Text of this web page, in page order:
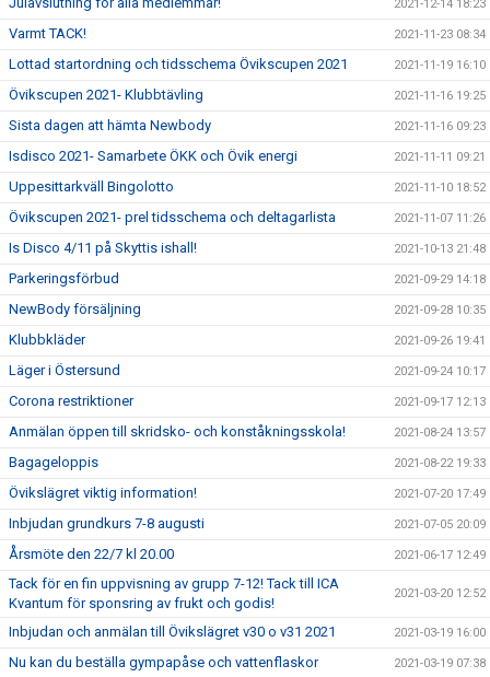
2021-12-14 18:23
Varmt TACK! 2021-11-23 08:34
Lottad startordning och tidsschema Övikscupen 2021 2021-11-19 16:10
Övikscupen 2021- Klubbtävling 2021-11-16 19:25
Sista dagen att hämta Newbody 2021-11-16 09:23
Isdisco 2021- Samarbete ÖKK och Övik energi 2021-11-11 09:21
Uppesittarkväll Bingolotto 2021-11-10 18:52
Övikscupen 2021- prel tidsschema och deltagarlista 2021-11-07 11:26
Is Disco 4/11 på Skyttis ishall! 2021-10-13 21:48
Parkeringsförbud 2021-09-29 14:18
NewBody försäljning 2021-09-28 10:35
Klubbkläder 2021-09-26 19:41
Läger i Östersund 2021-09-24 10:17
Corona restriktioner 2021-09-17 12:13
Anmälan öppen till skridsko- och konståkningsskola! 2021-08-24 13:57
Bagageloppis 2021-08-22 19:33
Övikslägret viktig information! 2021-07-20 17:49
Inbjudan grundkurs 7-8 augusti 2021-07-05 20:09
Årsmöte den 22/7 kl 20.00 2021-06-17 12:49
Tack för en fin uppvisning av grupp 7-12! Tack till ICA
Kvantum för sponsring av frukt och godis!
2021-03-20 12:52
Inbjudan och anmälan till Övikslägret v30 o v31 2021 2021-03-19 16:00
Nu kan du beställa gympapåse och vattenflaskor 2021-03-19 07:38